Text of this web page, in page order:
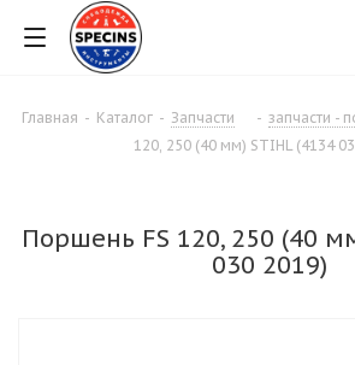
Главная - Каталог - Запчасти - запчасти -
120, 250 (40 мм) STIHL (4134
Поршень FS 120, 250 (40
030 2019)